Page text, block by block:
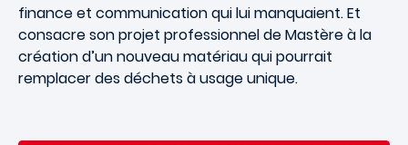
finance et communication qui lui manquaient. Et
consacre son projet professionnel de Mastère à la
création d’un nouveau matériau qui pourrait
remplacer des déchets à usage unique.